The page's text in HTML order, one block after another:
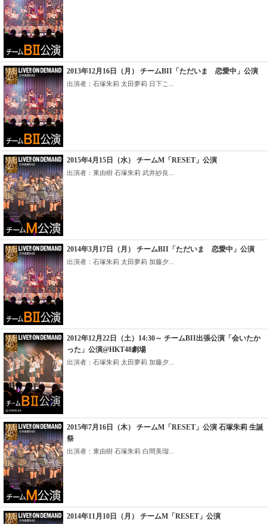
2013年12月16日（月） チームBII「ただいま 恋愛中」公演
出演者：石塚朱莉 太田夢莉 日下こ...
2015年4月15日（水） チームM「RESET」公演
出演者：東由樹 石塚朱莉 武井紗良...
2014年3月17日（月） チームBII「ただいま 恋愛中」公演
出演者：石塚朱莉 太田夢莉 加藤夕...
2012年12月22日（土）14:30～ チームBII出張公演「会いたか
った」公演@HKT48劇場
出演者：石塚朱莉 太田夢莉 加藤夕...
2015年7月16日（木） チームM「RESET」公演 石塚朱莉 生誕
祭
出演者：東由樹 石塚朱莉 白間美瑠...
2014年11月10日（月） チームM「RESET」公演